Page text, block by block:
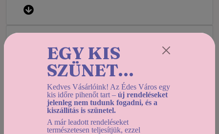
5. lépésMegjegyzés és kép
6. lépésSzemélyes adatok
EGY KIS
SZÜNET...
Kedves Vásárlóink! Az Édes Város egy
kis időre pihenőt tart – új rendeléseket
jelenleg nem tudunk fogadni, és a
kiszállítás is szünetel.
A már leadott rendeléseket
természetesen teljesítjük, ezzel